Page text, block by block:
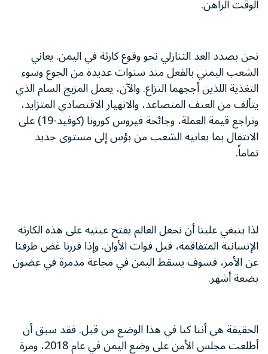
الوقت الراهن.
نحن بصدد العد التنازلي نحو وقوع كارثة في اليمن. يعاني
الشعب اليمني بالفعل منذ سنوات عديدة من الجوع وسوء
التغذية اللذين أججهما النزاع. والآن، يعمل المزيج السام الذي
يتألف من العنف المتصاعد، والانهيار الاقتصادي المتزايد،
وتراجع قيمة العملة، وجائحة فيروس كورونا (كوفيد-19) على
الانتقال بما يعانيه الشعب من بؤس إلى مستوى جديد
تماماً.
لذا ينبغي علينا أن نجعل العالم يفتح عينيه على هذه الكارثة
الإنسانية المتفاقمة، قبل فوات الأوان. وإذا قررنا غض طرفنا
عن الأمر، فسوف يسقط اليمن في مجاعة مدمرة في غضون
بضعة أشهر.
الحقيقة هي أننا كنا في هذا الوضع من قبل. فقد سبق أن
أطلعت مجلس الأمن على وضع اليمن في عام 2018، ومرة